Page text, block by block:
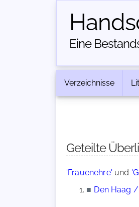
Eine
Verzeichnisse
Geteilte
'Frauenehre' und
■ Den Haag /